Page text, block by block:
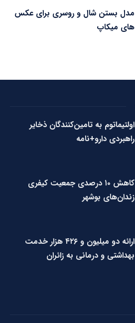
مدل بستن شال و روسری برای عکس
های میکاپ
اولتیماتوم به تامین‌کنندگان ذخایر
راهبردی دارو+نامه
کاهش ۱۰ درصدی جمعیت کیفری
زندان‌های بوشهر
ارائه دو میلیون و ۴۲۶ هزار خدمت
بهداشتی و درمانی به زائران